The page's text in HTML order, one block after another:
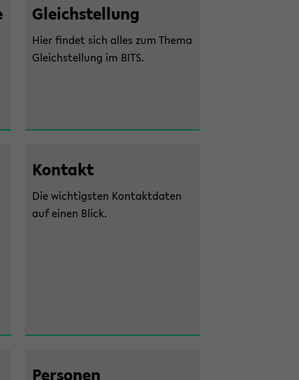
Gleich­stel­lung
Hier fin­det sich alles zum Thema
Gleich­stel­lung im BITS.
Kon­takt
Die wich­tigs­ten Kon­takt­da­ten
auf einen Blick.
Per­so­nen